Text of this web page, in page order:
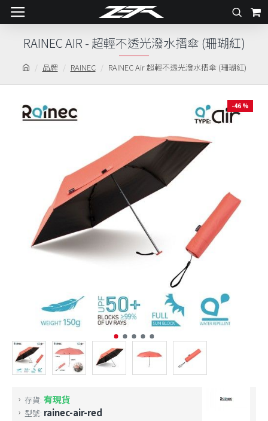
品牌 RAINEC RAINEC Air 超輕不透光潑水摺傘 (珊瑚紅)
RAINEC AIR - 超輕不透光潑水摺傘 (珊瑚紅)
-46 %
存貨: 有現貨
型號: rainec-air-red